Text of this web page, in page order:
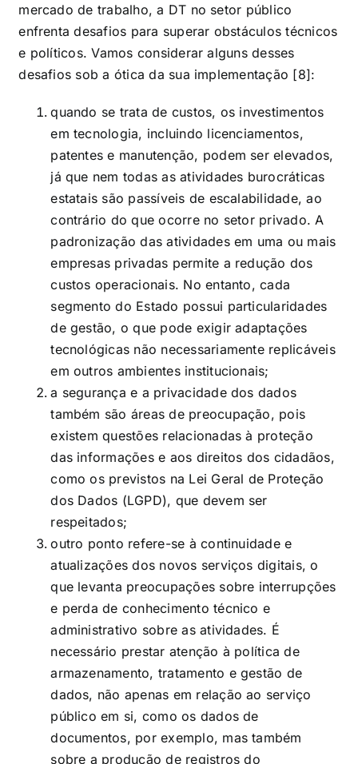
mercado de trabalho, a DT no setor público
enfrenta desafios para superar obstáculos técnicos
e políticos. Vamos considerar alguns desses
desafios sob a ótica da sua implementação [8]:
quando se trata de custos, os investimentos
em tecnologia, incluindo licenciamentos,
patentes e manutenção, podem ser elevados,
já que nem todas as atividades burocráticas
estatais são passíveis de escalabilidade, ao
contrário do que ocorre no setor privado. A
padronização das atividades em uma ou mais
empresas privadas permite a redução dos
custos operacionais. No entanto, cada
segmento do Estado possui particularidades
de gestão, o que pode exigir adaptações
tecnológicas não necessariamente replicáveis
em outros ambientes institucionais;
a segurança e a privacidade dos dados
também são áreas de preocupação, pois
existem questões relacionadas à proteção
das informações e aos direitos dos cidadãos,
como os previstos na Lei Geral de Proteção
dos Dados (LGPD), que devem ser
respeitados;
outro ponto refere-se à continuidade e
atualizações dos novos serviços digitais, o
que levanta preocupações sobre interrupções
e perda de conhecimento técnico e
administrativo sobre as atividades. É
necessário prestar atenção à política de
armazenamento, tratamento e gestão de
dados, não apenas em relação ao serviço
público em si, como os dados de
documentos, por exemplo, mas também
sobre a produção de registros do